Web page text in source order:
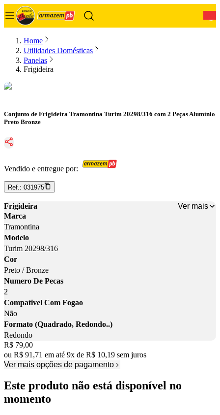
Home
Utilidades Domésticas
Panelas
Frigideira
Conjunto de Frigideira Tramontina Turim 20298/316 com 2 Peças Alumínio
Preto Bronze
Vendido e entregue por:
Ref.: 031975
Frigideira
Ver mais
Marca
Tramontina
Modelo
Turim 20298/316
Cor
Preto / Bronze
Numero De Pecas
2
Compativel Com Fogao
Não
Formato (Quadrado, Redondo..)
Redondo
Price:
R$ 79,00
ou R$ 91,71 em até 9x de R$ 10,19 sem juros
Ver mais opções de pagamento
Este produto não está disponível no
momento